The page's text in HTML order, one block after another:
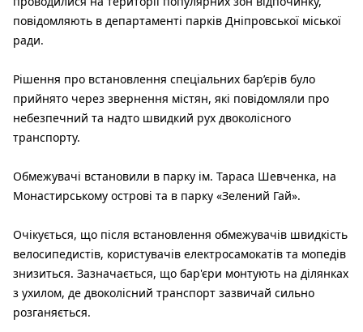
повідомляють в департаменті парків Дніпровської міської
ради.
Рішення про встановлення спеціальних бар’єрів було
прийнято через звернення містян, які повідомляли про
небезпечний та надто швидкий рух двоколісного
транспорту.
Обмежувачі встановили в парку ім. Тараса Шевченка, на
Монастирському острові та в парку «Зелений Гай».
Очікується, що після встановлення обмежувачів швидкість
велосипедистів, користувачів електросамокатів та мопедів
знизиться. Зазначається, що бар'єри монтують на ділянках
з ухилом, де двоколісний транспорт зазвичай сильно
розганяється.